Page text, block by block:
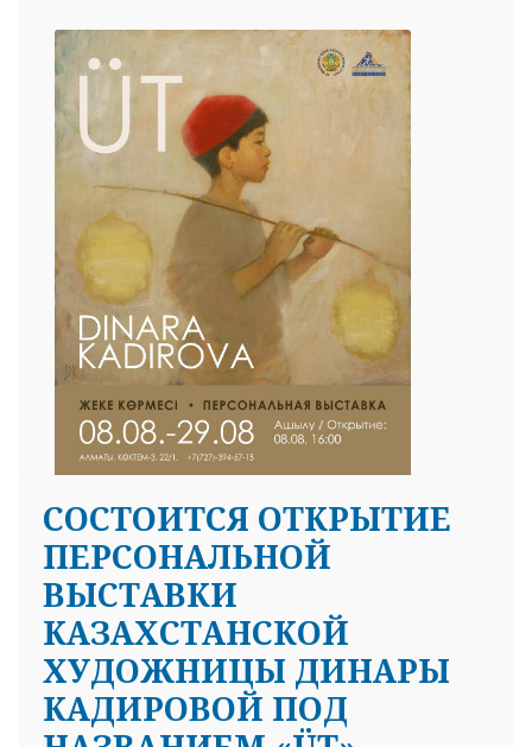
СОСТОИТСЯ ОТКРЫТИЕ
ПЕРСОНАЛЬНОЙ
ВЫСТАВКИ
КАЗАХСТАНСКОЙ
ХУДОЖНИЦЫ ДИНАРЫ
КАДИРОВОЙ ПОД